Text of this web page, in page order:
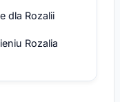
dla Rozalii
Rozalia